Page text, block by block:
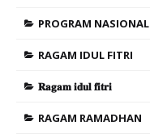
PROGRAM NASIONAL
RAGAM IDUL FITRI
𝐑𝐚𝐠𝐚𝐦 𝐢𝐝𝐮𝐥 𝐟𝐢𝐭𝐫𝐢
RAGAM RAMADHAN